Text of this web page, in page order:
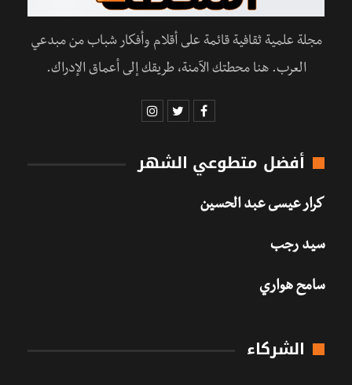
مجلة علمية ثقافية قائمة على أقلام وأفكار شباب من مبدعي
العرب. هنا محطتك الآمنة، طريقك إلى أعماق الإدراك.
أفضل متطوعي الشهر
كرار عيسى عبد الحسين
سيد رجب
سامح هواري
الشركاء